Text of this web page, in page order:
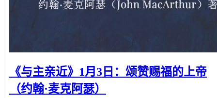
《与主亲近》1月3日：颂赞赐福的上帝
（约翰·麦克阿瑟）